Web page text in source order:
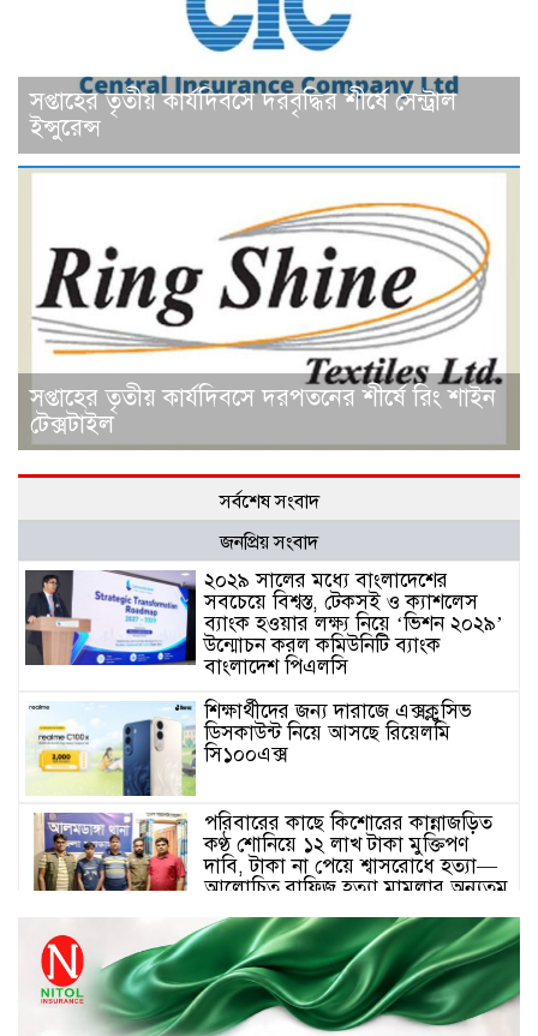
সপ্তাহের তৃতীয় কার্যদিবসে দরবৃদ্ধির শীর্ষে সেন্ট্রাল
ইন্সুরেন্স
সপ্তাহের তৃতীয় কার্যদিবসে দরপতনের শীর্ষে রিং শাইন
টেক্সটাইল
সর্বশেষ সংবাদ
জনপ্রিয় সংবাদ
২০২৯ সালের মধ্যে বাংলাদেশের
সবচেয়ে বিশ্বস্ত, টেকসই ও ক্যাশলেস
ব্যাংক হওয়ার লক্ষ্য নিয়ে ‘ভিশন ২০২৯’
উন্মোচন করল কমিউনিটি ব্যাংক
বাংলাদেশ পিএলসি
শিক্ষার্থীদের জন্য দারাজে এক্সক্লুসিভ
ডিসকাউন্ট নিয়ে আসছে রিয়েলমি
সি১০০এক্স
পরিবারের কাছে কিশোরের কান্নাজড়িত
কণ্ঠ শোনিয়ে ১২ লাখ টাকা মুক্তিপণ
দাবি, টাকা না পেয়ে শ্বাসরোধে হত্যা—
আলোচিত রাফিজ হত্যা মামলার অন্যতম
নড়াইলে বিএনপির ৬ নেতার
বহিষ্কারাদেশ প্রত্যাহার